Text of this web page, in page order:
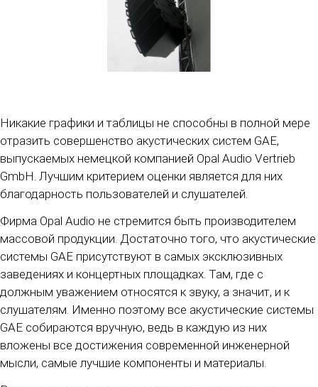
Никакие графики и таблицы не способны в полной мере
отразить совершенство акустических систем GAE,
выпускаемых немецкой компанией Opal Audio Vertrieb
GmbH. Лучшим критерием оценки является для них
благодарность пользователей и слушателей.
Фирма Opal Audio не стремится быть производителем
массовой продукции. Достаточно того, что акустические
системы GAE присутствуют в самых эксклюзивных
заведениях и концертных площадках. Там, где с
должным уважением относятся к звуку, а значит, и к
слушателям. Именно поэтому все акустические системы
GAE собираются вручную, ведь в каждую из них
вложены все достижения современной инженерной
мысли, самые лучшие компоненты и материалы.